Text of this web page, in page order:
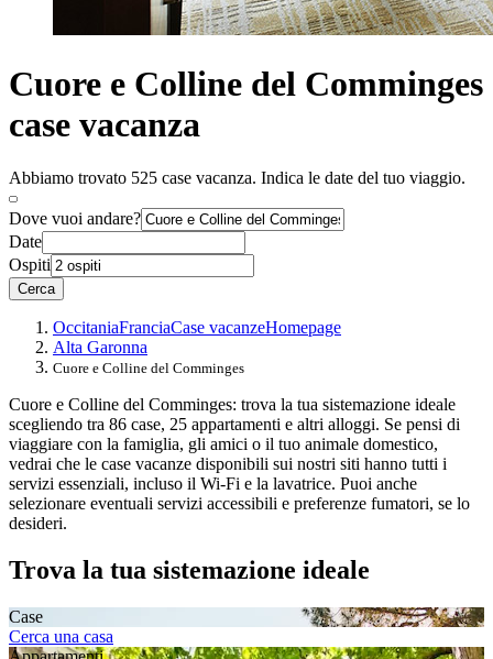
Cuore e Colline del Comminges
case vacanza
Abbiamo trovato 525 case vacanza. Indica le date del tuo viaggio.
Dove vuoi andare?
Date
Ospiti
Cerca
OccitaniaFranciaCase vacanzeHomepage
Alta Garonna
Cuore e Colline del Comminges
Cuore e Colline del Comminges: trova la tua sistemazione ideale
scegliendo tra 86 case, 25 appartamenti e altri alloggi. Se pensi di
viaggiare con la famiglia, gli amici o il tuo animale domestico,
vedrai che le case vacanze disponibili sui nostri siti hanno tutti i
servizi essenziali, incluso il Wi-Fi e la lavatrice. Puoi anche
selezionare eventuali servizi accessibili e preferenze fumatori, se lo
desideri.
Trova la tua sistemazione ideale
Case
Cerca una casa